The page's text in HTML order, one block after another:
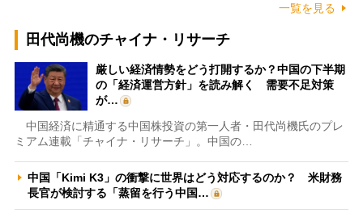
一覧を見る
田代尚機のチャイナ・リサーチ
厳しい経済情勢をどう打開するか？中国の下半期
の「経済運営方針」を読み解く 需要不足対策
が…
中国経済に精通する中国株投資の第一人者・田代尚機氏のプレ
ミアム連載「チャイナ・リサーチ」。中国の…
中国「Kimi K3」の衝撃に世界はどう対応するのか？ 米財務
長官が検討する「蒸留を行う中国…